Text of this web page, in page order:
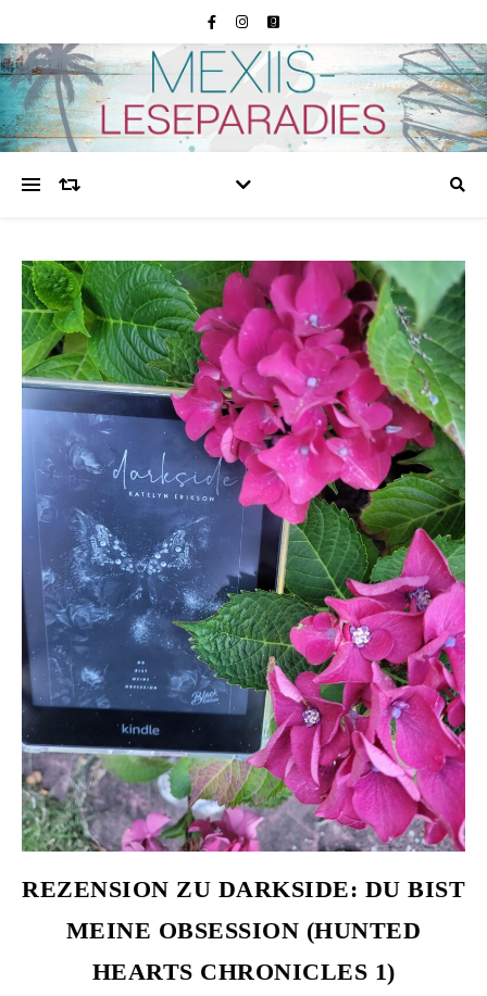
REZENSION ZU DARKSIDE: DU BIST
MEINE OBSESSION (HUNTED
HEARTS CHRONICLES 1)